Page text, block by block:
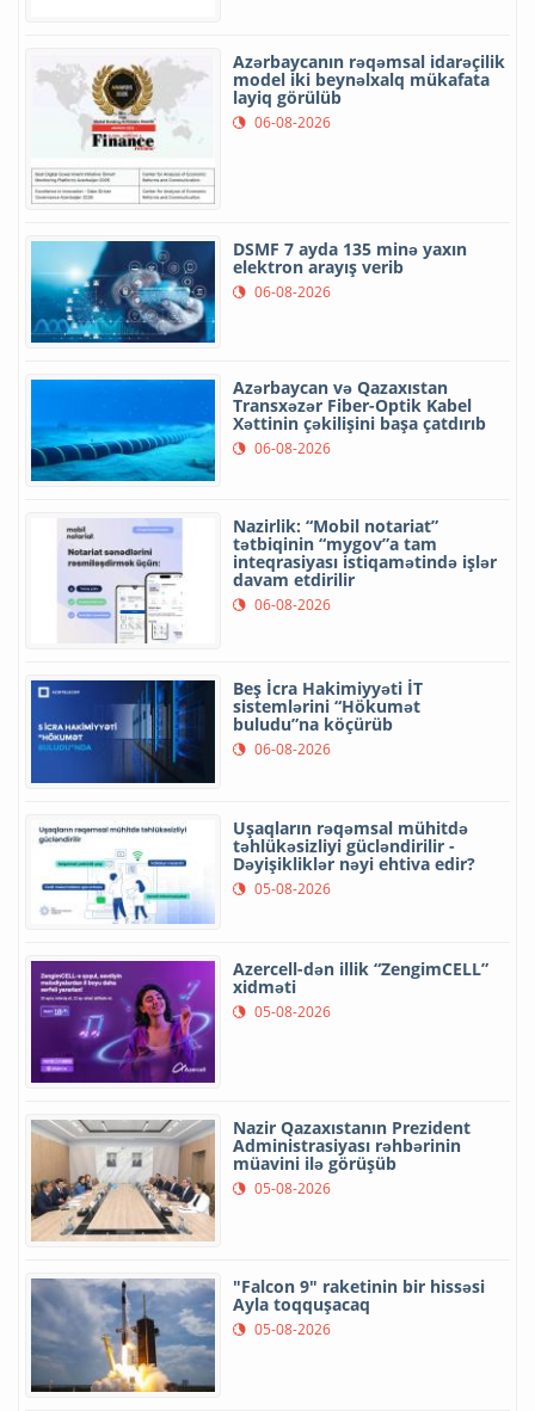
Azərbaycanın rəqəmsal idarəçilik
model iki beynəlxalq mükafata
layiq görülüb
06-08-2026
DSMF 7 ayda 135 minə yaxın
elektron arayış verib
06-08-2026
Azərbaycan və Qazaxıstan
Transxəzər Fiber-Optik Kabel
Xəttinin çəkilişini başa çatdırıb
06-08-2026
Nazirlik: “Mobil notariat”
tətbiqinin “mygov”a tam
inteqrasiyası istiqamətində işlər
davam etdirilir
06-08-2026
Beş İcra Hakimiyyəti İT
sistemlərini “Hökumət
buludu”na köçürüb
06-08-2026
Uşaqların rəqəmsal mühitdə
təhlükəsizliyi gücləndirilir -
Dəyişikliklər nəyi ehtiva edir?
05-08-2026
Azercell-dən illik “ZengimCELL”
xidməti
05-08-2026
Nazir Qazaxıstanın Prezident
Administrasiyası rəhbərinin
müavini ilə görüşüb
05-08-2026
"Falcon 9" raketinin bir hissəsi
Ayla toqquşacaq
05-08-2026